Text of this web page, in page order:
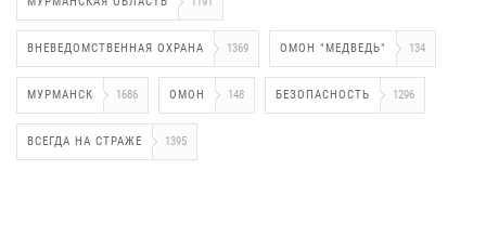
ВНЕВЕДОМСТВЕННАЯ ОХРАНА 1369 ОМОН "МЕДВЕДЬ" 134
МУРМАНСК 1686 ОМОН 148 БЕЗОПАСНОСТЬ 1296
ВСЕГДА НА СТРАЖЕ 1395